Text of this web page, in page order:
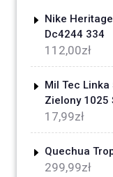
Nike
Dc4244 334
112,00zł
Mil Tec Linka
Zielony 1025
17,99zł
Quechua
299,99zł